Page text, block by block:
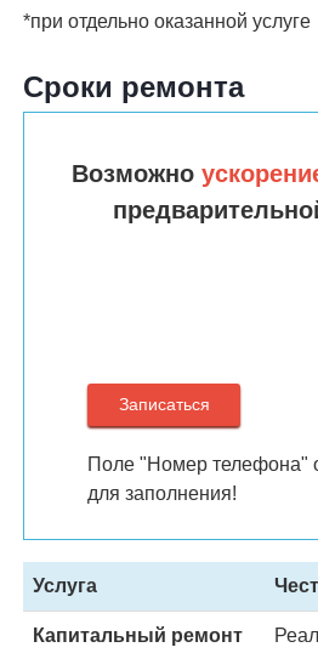
*при отдельно оказанной услуге
Сроки ремонта
Возможно
Поле "Номер телефона"
для заполнения!
Услуга
Капитальный ремонт